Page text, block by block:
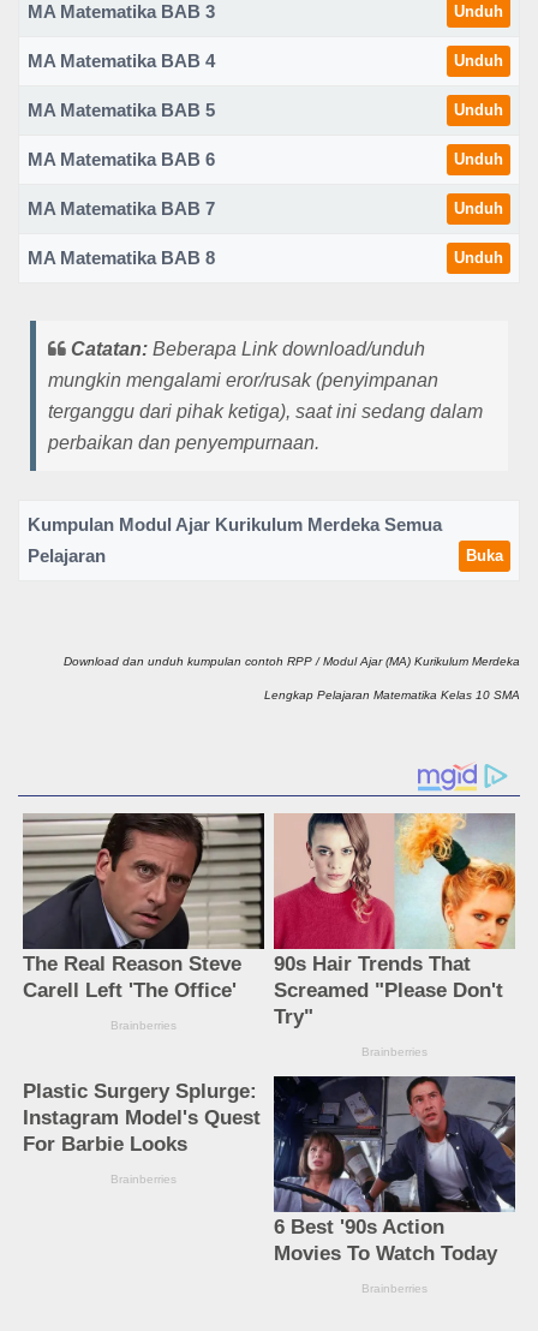
MA Matematika BAB 3 Unduh
MA Matematika BAB 4 Unduh
MA Matematika BAB 5 Unduh
MA Matematika BAB 6 Unduh
MA Matematika BAB 7 Unduh
MA Matematika BAB 8 Unduh
Catatan: Beberapa Link download/unduh
mungkin mengalami eror/rusak (penyimpanan
terganggu dari pihak ketiga), saat ini sedang dalam
perbaikan dan penyempurnaan.
Kumpulan Modul Ajar Kurikulum Merdeka Semua
Pelajaran
Buka
Download dan unduh kumpulan contoh RPP / Modul Ajar (MA) Kurikulum Merdeka
Lengkap Pelajaran Matematika Kelas 10 SMA